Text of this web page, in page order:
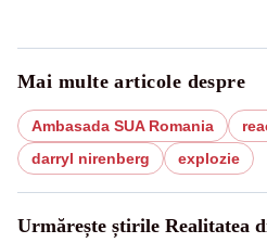
Mai multe articole despre
Ambasada SUA Romania
darryl nirenberg
explozie
Urmărește știrile Realitatea